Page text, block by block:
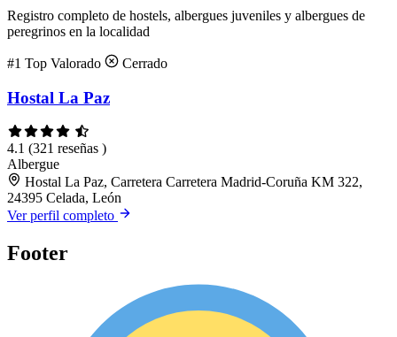
Registro completo de hostels, albergues juveniles y albergues de
peregrinos en la localidad
#1 Top Valorado Cerrado
Hostal La Paz
4.1 (321 reseñas )
Albergue
Hostal La Paz, Carretera Carretera Madrid-Coruña KM 322,
24395 Celada, León
Ver perfil completo
Footer